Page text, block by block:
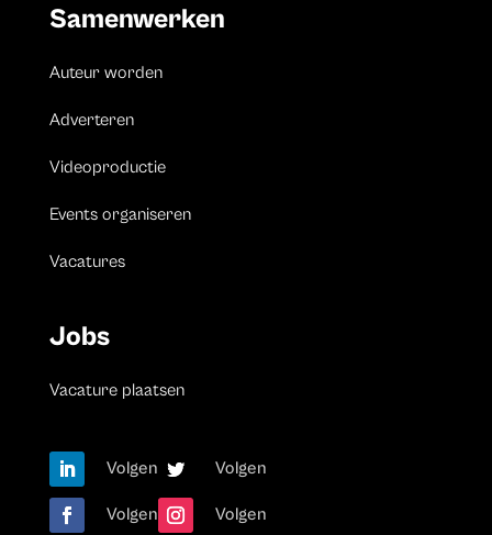
Samenwerken
Auteur worden
Adverteren
Videoproductie
Events organiseren
Vacatures
Jobs
Vacature plaatsen
Volgen Volgen
Volgen Volgen